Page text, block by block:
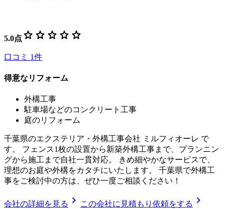
5.0点 star star star star star
口コミ 1件
得意なリフォーム
外構工事
駐車場などのコンクリート工事
庭のリフォーム
千葉県のエクステリア・外構工事会社 ミルフィオーレ で
す。 フェンス1枚の設置から新築外構工事まで、プランニン
グから施工まで自社一貫対応。 きめ細やかなサービスで、
理想のお庭や外構をカタチにいたします。 千葉県で外構工
事をご検討中の方は、ぜひ一度ご相談ください！
会社の詳細を見る chevron_right この会社に見積もり依頼をする chevron_right